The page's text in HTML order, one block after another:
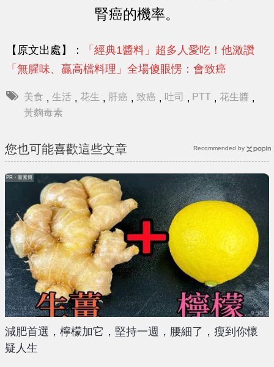
腎癌的機率。
【原文出處】：
「經典1醬料」超多人愛吃！他激讚
「無腥味、贏高檔料理」全場傻眼愣：會致癌
美食 , 生活 , 花生 , 肝癌 , 致癌 , 吐司 , PTT , 花生醬 ,
黃麴毒素
您也可能喜歡這些文章
減肥首選，檸檬加它，堅持一週，腰細了，瘦到你懷
疑人生
PR・新素簡
Recommended by